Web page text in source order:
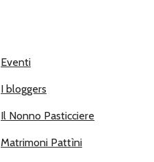
Eventi
I bloggers
Il Nonno Pasticciere
Matrimoni Pattìni